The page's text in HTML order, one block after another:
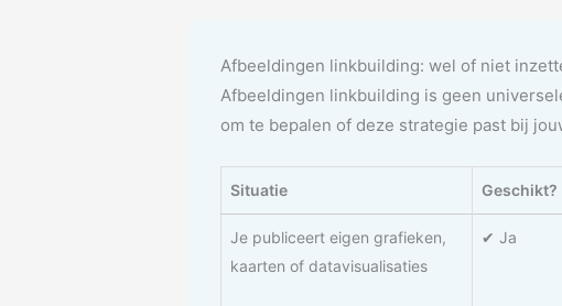
Afbeeldingen linkbuilding: wel of niet
Afbeeldingen linkbuilding is geen
om te bepalen of deze strategie past bij
Situatie Geschikt?
Je publiceert eigen grafieken,
kaarten of datavisualisaties
✔ Ja